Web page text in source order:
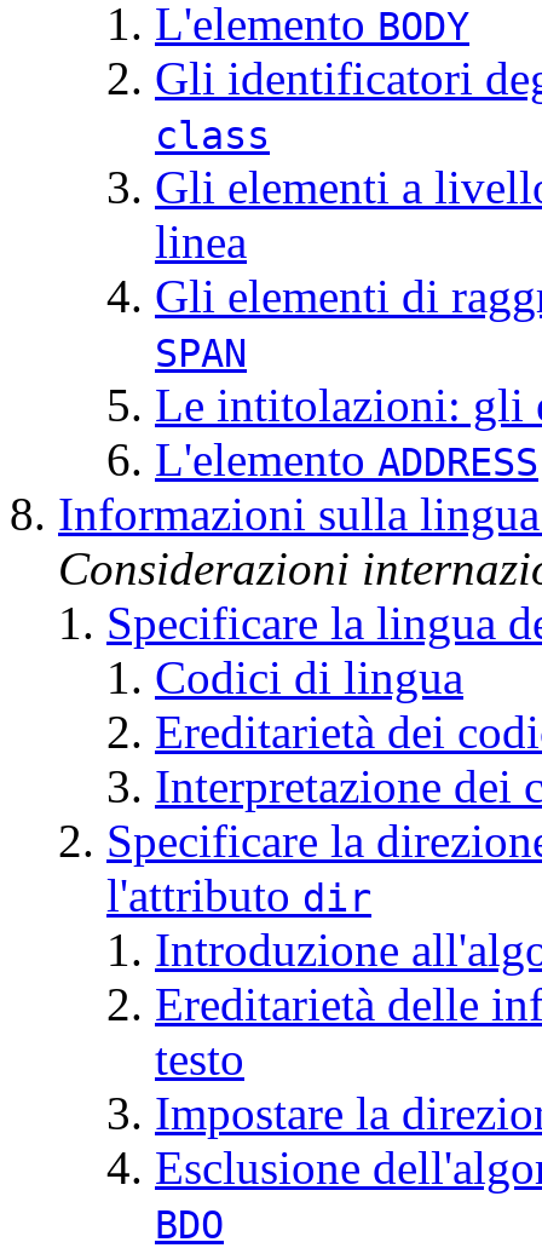
L'elemento BODY
Gli identificatori
class
Gli elementi a
linea
Gli elementi di
SPAN
Le intitolazioni: gli
L'elemento ADDRESS
Informazioni sulla
Considerazioni
Specificare la lingua
Codici di lingua
Ereditarietà dei
Interpretazione dei
Specificare la
l'attributo dir
Introduzione
Ereditarietà delle
testo
Impostare la
Esclusione
BDO